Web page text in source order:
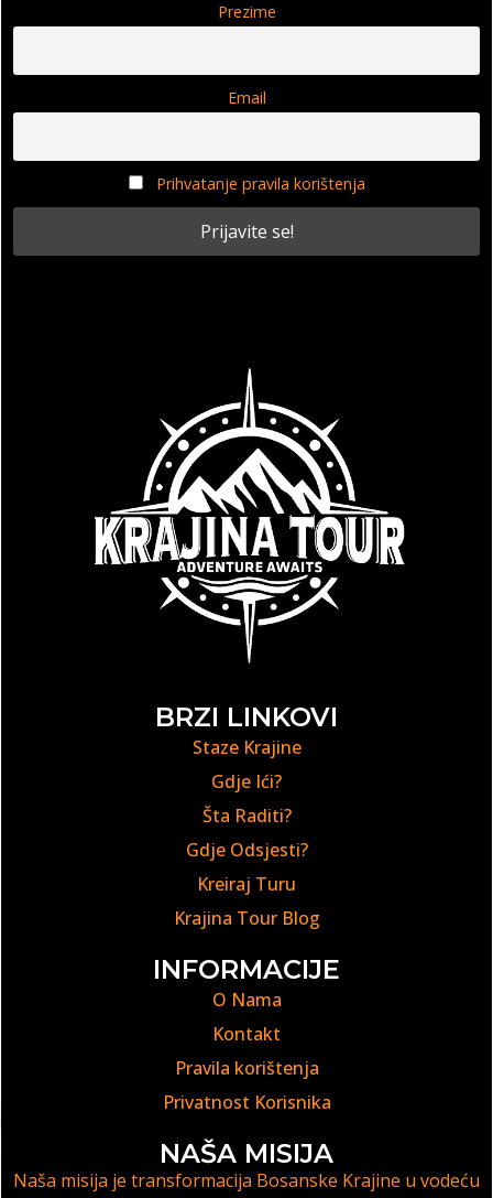
Prezime
Email
Prihvatanje pravila korištenja
BRZI LINKOVI
Staze Krajine
Gdje Ići?
Šta Raditi?
Gdje Odsjesti?
Kreiraj Turu
Krajina Tour Blog
INFORMACIJE
O Nama
Kontakt
Pravila korištenja
Privatnost Korisnika
NAŠA MISIJA
Naša misija je transformacija Bosanske Krajine u vodeću